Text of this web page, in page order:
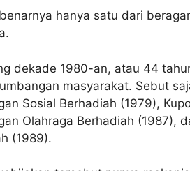
hanya satu dari
dekade 1980-an, atau 44
masyarakat. Sebut
Sosial Berhadiah (1979),
Olahraga Berhadiah (1987),
(1989).